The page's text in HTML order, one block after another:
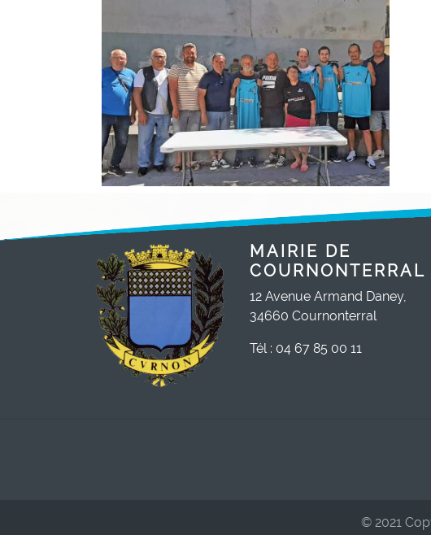
MAIRIE DE
COURNONTERRAL
12 Avenue Armand Daney,
34660 Cournonterral
Tél : 04 67 85 00 11
© 2021